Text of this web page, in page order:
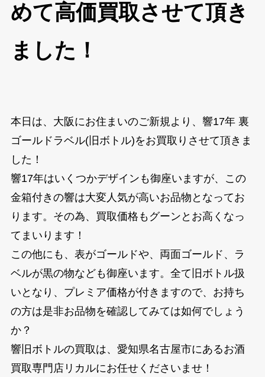
めて高価買取させて頂き
ました！
本日は、大阪にお住まいのご新規より、響17年 裏
ゴールドラベル(旧ボトル)をお買取りさせて頂きま
した！
響17年はいくつかデザインも御座いますが、この
金箱付きの響は大変人気が高いお品物となってお
ります。その為、買取価格もグーンとお高くなっ
てまいります！
この他にも、表がゴールドや、両面ゴールド、ラ
ベルが黒の物なども御座います。全て旧ボトル扱
いとなり、プレミア価格が付きますので、お持ち
の方は是非お品物を確認してみては如何でしょう
か？
響旧ボトルの買取は、愛知県名古屋市にあるお酒
買取専門店リカルにお任せくださいませ！